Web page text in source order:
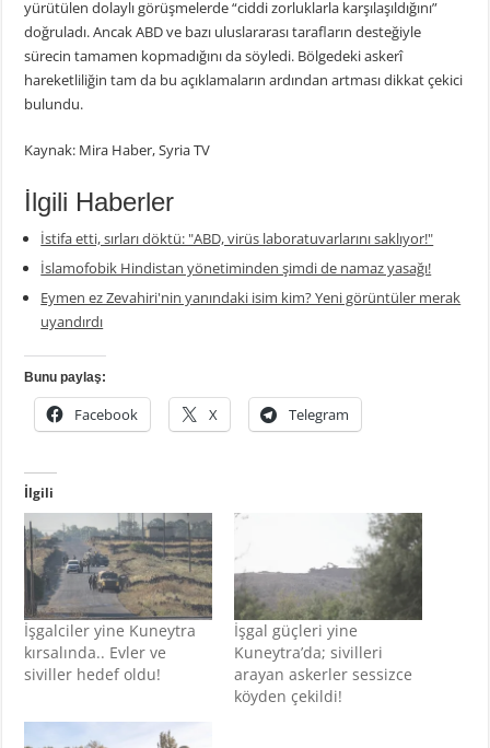
yürütülen dolaylı görüşmelerde “ciddi zorluklarla karşılaşıldığını”
doğruladı. Ancak ABD ve bazı uluslararası tarafların desteğiyle
sürecin tamamen kopmadığını da söyledi. Bölgedeki askerî
hareketliliğin tam da bu açıklamaların ardından artması dikkat çekici
bulundu.
Kaynak: Mira Haber, Syria TV
İlgili Haberler
İstifa etti, sırları döktü: "ABD, virüs laboratuvarlarını saklıyor!"
İslamofobik Hindistan yönetiminden şimdi de namaz yasağı!
Eymen ez Zevahiri'nin yanındaki isim kim? Yeni görüntüler merak
uyandırdı
Bunu paylaş:
Facebook X Telegram
İlgili
İşgalciler yine Kuneytra
kırsalında.. Evler ve
siviller hedef oldu!
İşgal güçleri yine
Kuneytra’da; sivilleri
arayan askerler sessizce
köyden çekildi!